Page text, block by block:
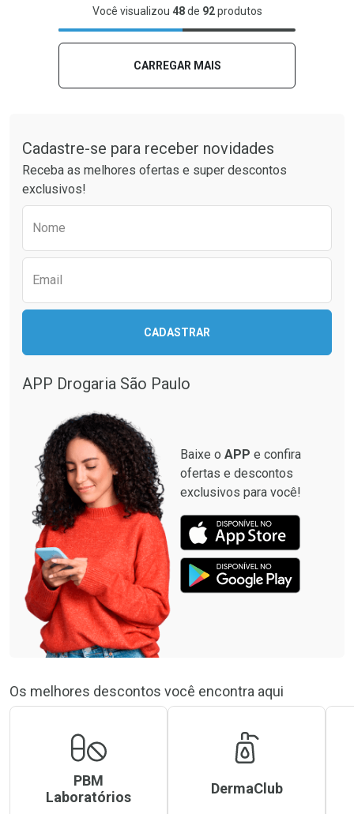
FECHAR
Laboratório
Ver Desconto Convênio
FECHAR
Por Menos Laboratório
Ver Desconto Convênio
Por Menos
Você visualizou 48de 92produtos
CARREGAR MAIS
Cadastre-se para receber novidades
Receba as melhores ofertas e super descontos
exclusivos!
Nome
Email
CADASTRAR
APP Drogaria São Paulo
Baixe o APP e confira
ofertas e descontos
exclusivos para você!
Os melhores descontos você encontra aqui
PBM
Laboratórios
DermaClub